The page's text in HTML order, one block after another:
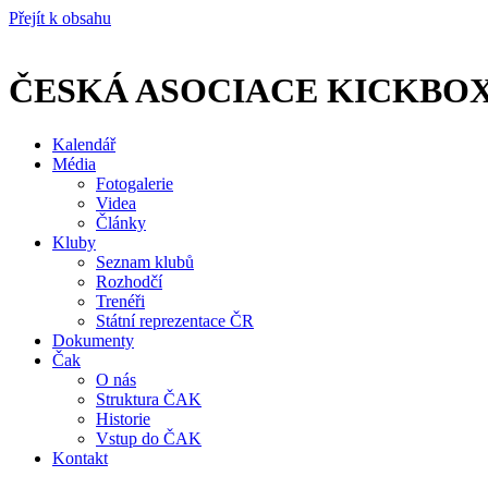
Přejít k obsahu
ČESKÁ ASOCIACE
Kalendář
Média
Fotogalerie
Videa
Články
Kluby
Seznam klubů
Rozhodčí
Trenéři
Státní reprezentace ČR
Dokumenty
Čak
O nás
Struktura ČAK
Historie
Vstup do ČAK
Kontakt